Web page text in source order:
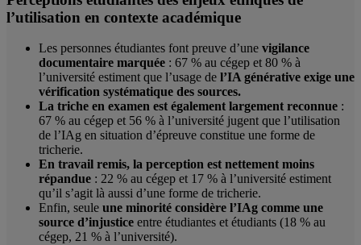
l’utilisation en contexte académique
Les personnes étudiantes font preuve d’une vigilance
documentaire marquée : 67 % au cégep et 80 % à
l’université estiment que l’usage de l’IA générative exige une
vérification systématique des sources.
La triche en examen est également largement reconnue :
67 % au cégep et 56 % à l’université jugent que l’utilisation
de l’IAg en situation d’épreuve constitue une forme de
tricherie.
En travail remis, la perception est nettement moins
répandue : 22 % au cégep et 17 % à l’université estiment
qu’il s’agit là aussi d’une forme de tricherie.
Enfin, seule une minorité considère l’IAg comme une
source d’injustice entre étudiantes et étudiants (18 % au
cégep, 21 % à l’université).